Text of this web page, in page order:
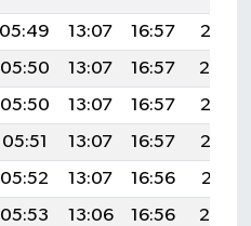
05:49 13:07 16:57
20:15
05:50 13:07 16:57
20:14
05:50 13:07 16:57
20:13
05:51 13:07 16:57
20:12
05:52 13:07 16:56
20:11
05:53 13:06 16:56
20:10